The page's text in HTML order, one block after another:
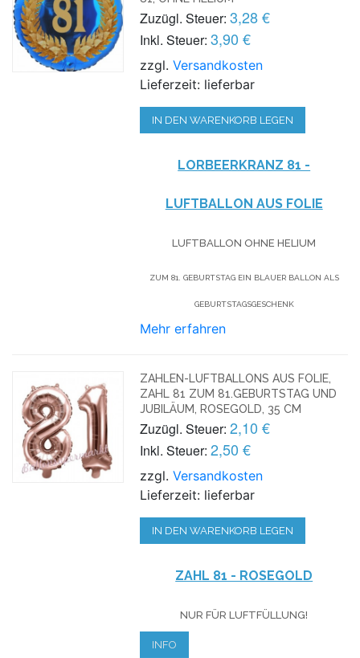
Zuzügl. Steuer: 3,28 €
Inkl. Steuer: 3,90 €
zzgl.Versandkosten
Lieferzeit: lieferbar
IN DEN WARENKORB LEGEN
LORBEERKRANZ 81 -
LUFTBALLON AUS FOLIE
LUFTBALLON OHNE HELIUM
ZUM 81. GEBURTSTAG EIN BLAUER BALLON ALS
GEBURTSTAGSGESCHENK
Mehr erfahren
ZAHLEN-LUFTBALLONS AUS FOLIE,
ZAHL 81 ZUM 81.GEBURTSTAG UND
JUBILÄUM, ROSEGOLD, 35 CM
Zuzügl. Steuer: 2,10 €
Inkl. Steuer: 2,50 €
zzgl.Versandkosten
Lieferzeit: lieferbar
IN DEN WARENKORB LEGEN
ZAHL 81 - ROSEGOLD
NUR FÜR LUFTFÜLLUNG!
INFO